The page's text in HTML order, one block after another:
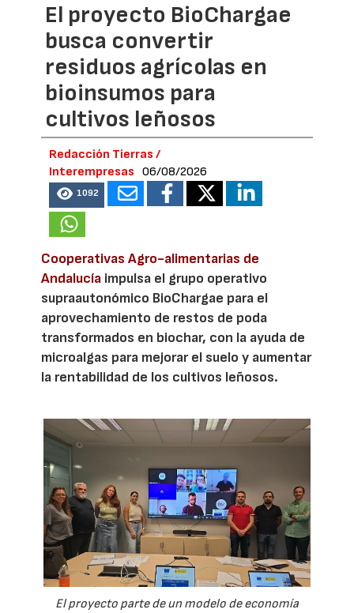
El proyecto BioChargae
busca convertir
residuos agrícolas en
bioinsumos para
cultivos leñosos
Redacción Tierras /
Interempresas
06/08/2026
1092
Cooperativas Agro-alimentarias de
Andalucía impulsa el grupo operativo
supraautonómico BioChargae para el
aprovechamiento de restos de poda
transformados en biochar, con la ayuda de
microalgas para mejorar el suelo y aumentar
la rentabilidad de los cultivos leñosos.
El proyecto parte de un modelo de economía